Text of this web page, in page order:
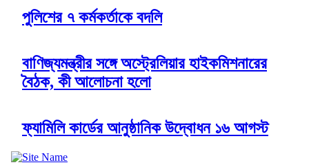
পুলিশের ৭ কর্মকর্তাকে বদলি
বাণিজ্যমন্ত্রীর সঙ্গে অস্ট্রেলিয়ার হাইকমিশনারের
বৈঠক, কী আলোচনা হলো
ফ্যামিলি কার্ডের আনুষ্ঠানিক উদ্বোধন ১৬ আগস্ট